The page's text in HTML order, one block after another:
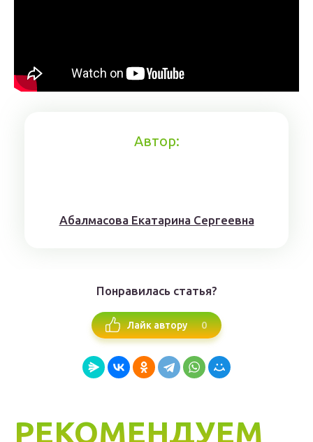
Автор:
Aбaлмaсoвa Eкaтaринa Ceргeeвнa
Понравилась статья?
Лайк автору 0
РЕКОМЕНДУЕМ